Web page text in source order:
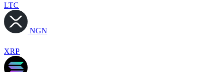
LTC
NGN
XRP